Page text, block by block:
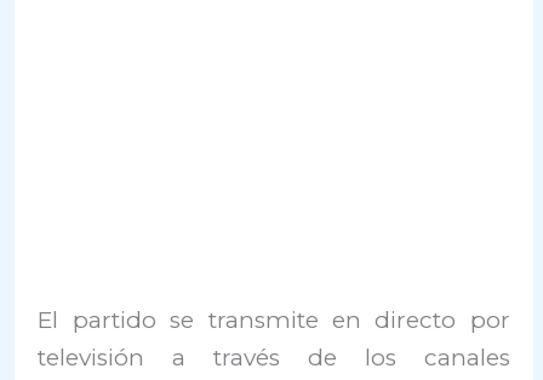
El partido se transmite en directo por
televisión a través de los canales